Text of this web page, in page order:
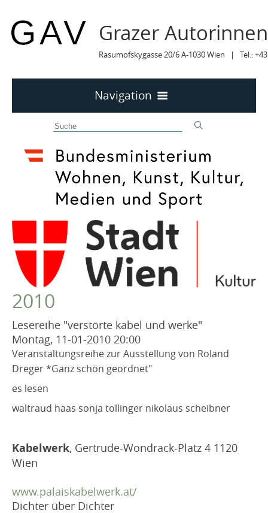
Grazer
Rasumofskygasse 20/6 A-1030 Wien | Tel.:
Navigation
MITTEILUNGEN
MITTEILUNGEN Archiv
TERMINE
TERMINE sortiert
LYRIK IM MÄRZ
MITGLIEDER
VEREIN
TERMINARCHIV
Dieses Jahr
2025
2018
2010
Lesereihe "verstörte kabel und werke"
Montag, 11-01-2010 20:00
Veranstaltungsreihe zur Ausstellung von Roland
Dreger *Ganz schön geordnet"
es lesen
waltraud haas sonja tollinger nikolaus scheibner
Kabelwerk, Gertrude-Wondrack-Platz 4 1120
Wien
www.palaiskabelwerk.at/
Dichter über Dichter